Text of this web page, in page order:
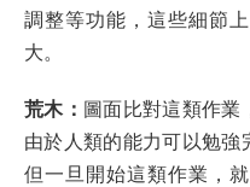
調整等功能，這些細節
大。
荒木： 圖面比對這類作業
由於人類的能力可以勉強
但一旦開始這類作業，